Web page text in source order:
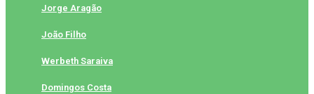
Jorge Aragão
João Filho
Werbeth Saraiva
Domingos Costa